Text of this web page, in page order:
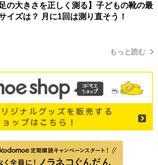
足の大きさを正しく測る】子どもの靴の最
イズは？ 月に1回は測り直そう！
もっと読む